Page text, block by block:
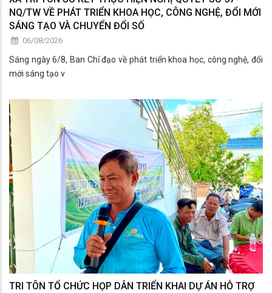
NQ/TW VỀ PHÁT TRIỂN KHOA HỌC, CÔNG NGHỆ, ĐỔI MỚI
SÁNG TẠO VÀ CHUYỂN ĐỔI SỐ
06/08/2026
Sáng ngày 6/8, Ban Chỉ đạo về phát triển khoa học, công nghệ, đổi
mới sáng tạo v
TRI TÔN TỔ CHỨC HỌP DÂN TRIỂN KHAI DỰ ÁN HỖ TRỢ